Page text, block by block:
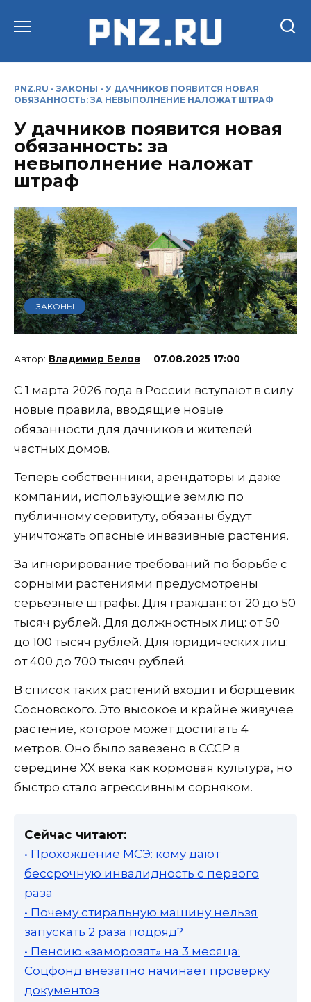
PNZ.RU - ЗАКОНЫ - У ДАЧНИКОВ ПОЯВИТСЯ НОВАЯ
ОБЯЗАННОСТЬ: ЗА НЕВЫПОЛНЕНИЕ НАЛОЖАТ ШТРАФ
У дачников появится новая
обязанность: за
невыполнение наложат
штраф
ЗАКОНЫ
Владимир Белов 07.08.2025 17:00
С 1 марта 2026 года в России вступают в силу
новые правила, вводящие новые
обязанности для дачников и жителей
частных домов.
Теперь собственники, арендаторы и даже
компании, использующие землю по
публичному сервитуту, обязаны будут
уничтожать опасные инвазивные растения.
За игнорирование требований по борьбе с
сорными растениями предусмотрены
серьезные штрафы. Для граждан: от 20 до 50
тысяч рублей. Для должностных лиц: от 50
до 100 тысяч рублей. Для юридических лиц:
от 400 до 700 тысяч рублей.
В список таких растений входит и борщевик
Сосновского. Это высокое и крайне живучее
растение, которое может достигать 4
метров. Оно было завезено в СССР в
середине XX века как кормовая культура, но
быстро стало агрессивным сорняком.
Сейчас читают:
• Прохождение МСЭ: кому дают
бессрочную инвалидность с первого
раза
• Почему стиральную машину нельзя
запускать 2 раза подряд?
• Пенсию «заморозят» на 3 месяца:
Соцфонд внезапно начинает проверку
документов